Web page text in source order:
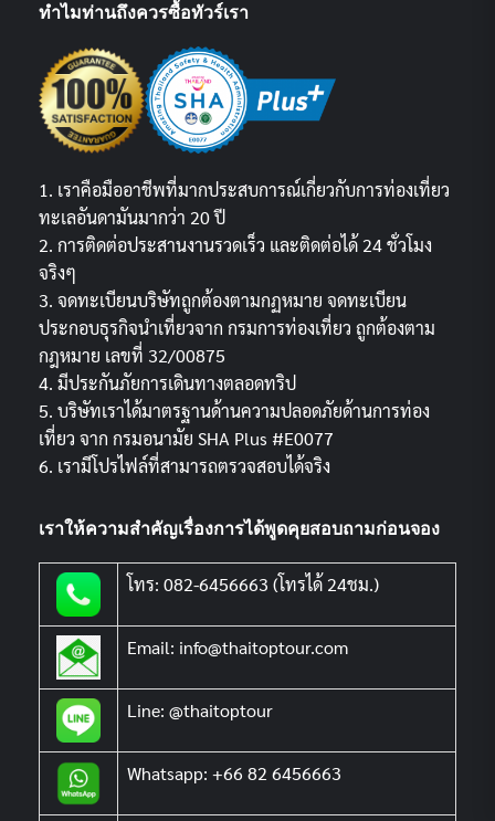
ทำไมท่านถึงควรซื้อทัวร์เรา
1. เราคือมืออาชีพที่มากประสบการณ์เกี่ยวกับการท่องเที่ยว
ทะเลอันดามันมากว่า 20 ปี
2. การติดต่อประสานงานรวดเร็ว และติดต่อได้ 24 ชั่วโมง
จริงๆ
3. จดทะเบียนบริษัทถูกต้องตามกฏหมาย จดทะเบียน
ประกอบธุรกิจนำเที่ยวจาก กรมการท่องเที่ยว ถูกต้องตาม
กฎหมาย เลขที่ 32/00875
4. มีประกันภัยการเดินทางตลอดทริป
5. บริษัทเราได้มาตรฐานด้านความปลอดภัยด้านการท่อง
เที่ยว จาก กรมอนามัย SHA Plus #E0077
6. เรามีโปรไฟล์ที่สามารถตรวจสอบได้จริง
เราให้ความสำคัญเรื่องการได้พูดคุยสอบถามก่อนจอง
โทร: 082-6456663 (โทรได้ 24ชม.)
Email: info@thaitoptour.com
Line: @thaitoptour
Whatsapp: +66 82 6456663